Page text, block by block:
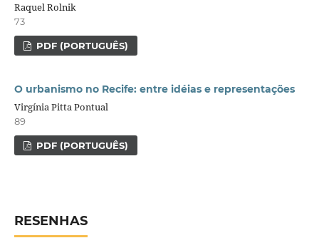
Raquel Rolnik
73
PDF (PORTUGUÊS)
O urbanismo no Recife: entre idéias e representações
Virgínia Pitta Pontual
89
PDF (PORTUGUÊS)
RESENHAS